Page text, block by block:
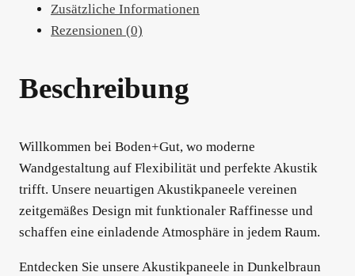
Zusätzliche Informationen
Rezensionen (0)
Beschreibung
Willkommen bei Boden+Gut, wo moderne
Wandgestaltung auf Flexibilität und perfekte Akustik
trifft. Unsere neuartigen Akustikpaneele vereinen
zeitgemäßes Design mit funktionaler Raffinesse und
schaffen eine einladende Atmosphäre in jedem Raum.
Entdecken Sie unsere Akustikpaneele in Dunkelbraun